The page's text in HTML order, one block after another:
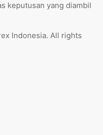
keputusan yang diambil
Indonesia. All rights